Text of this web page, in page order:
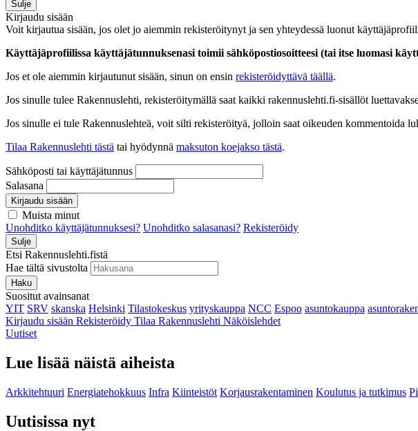
Sulje
Kirjaudu sisään
Voit kirjautua sisään, jos olet jo aiemmin rekisteröitynyt ja sen yhteydessä luonut
Käyttäjäprofiilissa käyttäjätunnuksenasi toimii sähköpostiosoitteesi (tai itse luomasi
Jos et ole aiemmin kirjautunut sisään, sinun on ensin rekisteröidyttävä täällä.
Jos sinulle tulee Rakennuslehti, rekisteröitymällä saat kaikki rakennuslehti.fi-sisällöt
Jos sinulle ei tule Rakennuslehteä, voit silti rekisteröityä, jolloin saat oikeuden kommentoida
Tilaa Rakennuslehti tästä tai hyödynnä maksuton koejakso tästä.
Sähköposti tai käyttäjätunnus
Salasana
Kirjaudu sisään
Muista minut
Unohditko käyttäjätunnuksesi? Unohditko salasanasi? Rekisteröidy
Sulje
Etsi Rakennuslehti.fistä
Hae tältä sivustolta
Haku
Suositut avainsanat
YIT SRV skanska Helsinki Tilastokeskus yrityskauppa NCC Espoo asuntokauppa
Kirjaudu sisään Rekisteröidy Tilaa Rakennuslehti Näköislehdet
Uutiset
Lue lisää näistä aiheista
Arkkitehtuuri Energiatehokkuus Infra Kiinteistöt Korjausrakentaminen Koulutus ja tutkimus
Uutisissa nyt